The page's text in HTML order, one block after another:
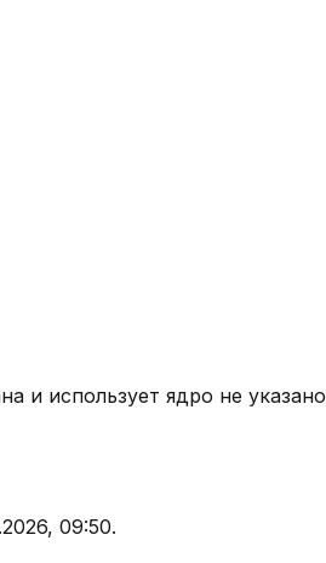
и использует ядро не указано
09:50.